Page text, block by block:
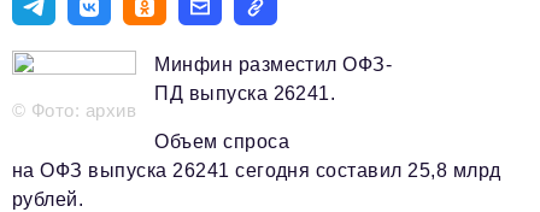
ОПК
Эксперты
Авторские материалы
Телефон редакции:
© Фото: архив
Минфин разместил ОФЗ-
ПД выпуска 26241.
Объем спроса
на ОФЗ выпуска 26241 сегодня составил 25,8 млрд
рублей.